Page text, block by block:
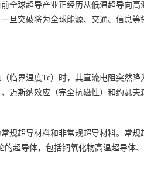
全球超导产业正经历从低温超导向
旦突破将为全球能源、交通、信息等
临界温度Tc）时，其直流电阻突然
迈斯纳效应（完全抗磁性）和约瑟
规超导材料和非常规超导材料。常
超导体，包括铜氧化物高温超导